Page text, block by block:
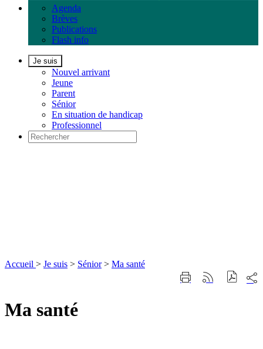
Agenda
Brèves
Publications
Flash info
Je suis
Nouvel arrivant
Jeune
Parent
Sénior
En situation de handicap
Professionnel
Accueil > Je suis > Sénior > Ma santé
ImprimerGénérer
sur
Ma santé